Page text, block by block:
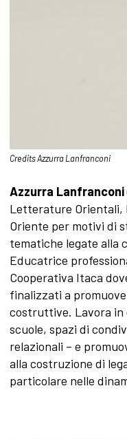
Credits Azzurra Lanfranconi
Azzurra Lanfranconi
Letterature Orientali,
Oriente per motivi di
tematiche legate alla
Educatrice
Cooperativa Itaca
finalizzati a
costruttive. Lavora in
scuole, spazi di
relazionali – e
alla costruzione di
particolare nelle